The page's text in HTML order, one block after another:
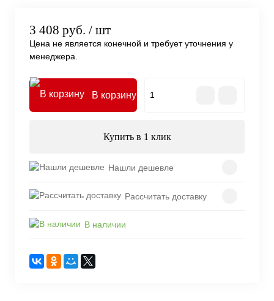
3 408 руб. / шт
Цена не является конечной и требует уточнения у
менеджера.
В корзину
Купить в 1 клик
Нашли дешевле
Рассчитать доставку
В наличии